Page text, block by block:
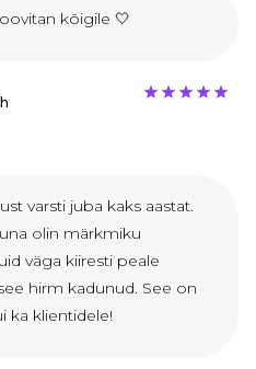
kõigile 🤍
varsti juba kaks aastat.
olin märkmiku
väga kiiresti peale
hirm kadunud. See on
ka klientidele!